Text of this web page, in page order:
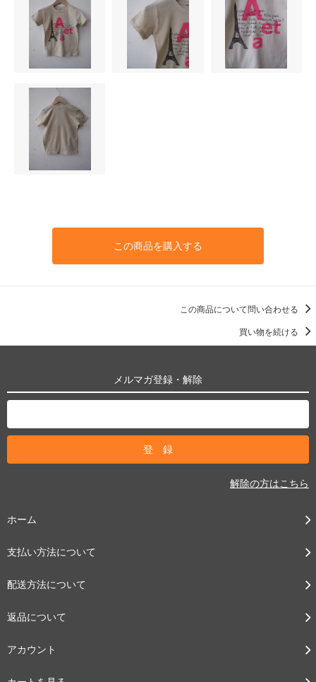
この商品を購入する
この商品について問い合わせる
買い物を続ける
メルマガ登録・解除
解除の方はこちら
ホーム
支払い方法について
配送方法について
返品について
アカウント